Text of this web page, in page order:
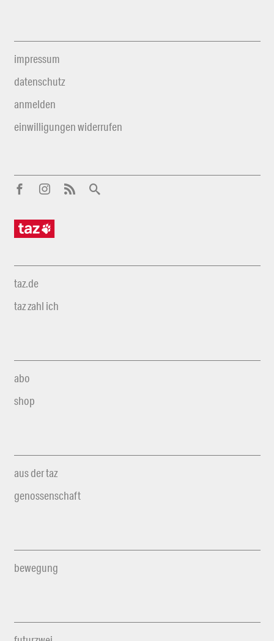
impressum
datenschutz
anmelden
einwilligungen widerrufen
taz.de
taz zahl ich
abo
shop
aus der taz
genossenschaft
bewegung